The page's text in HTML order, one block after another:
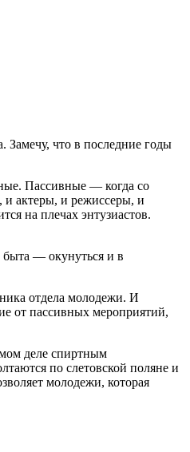
что в последние годы
Пассивные — когда со
и актеры, и режиссеры, и
на плечах энтузиастов.
быта — окунуться и в
отдела молодежи. И
от пассивных мероприятий,
деле спиртным
по слетовской поляне и
молодежи, которая